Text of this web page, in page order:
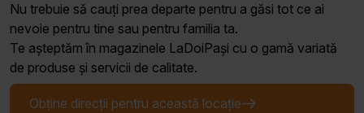
Nu trebuie să cauți prea departe pentru a găsi tot ce ai
nevoie pentru tine sau pentru familia ta.
Te așteptăm în magazinele LaDoiPași cu o gamă variată
de produse și servicii de calitate.
Obține direcții pentru această locație